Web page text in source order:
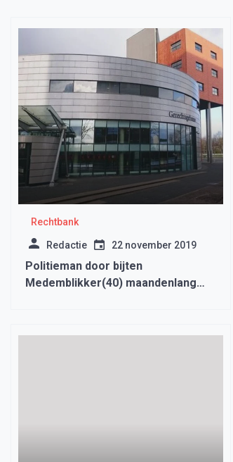
Rechtbank
Redactie 22 november 2019
Politieman door bijten
Medemblikker(40) maandenlang